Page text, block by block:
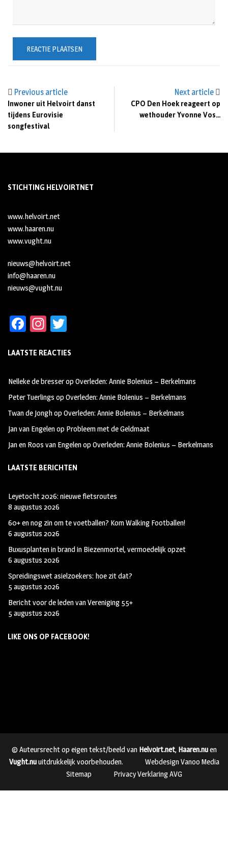
Previous article
Inwoner uit Helvoirt danst
tijdens Eurovisie
songfestival
Next article
CPO Den Hoek reageert op
wethouder Yvonne Vos…
STICHTING HELVOIRTNET
www.helvoirt.net
www.haaren.nu
www.vught.nu
nieuws@helvoirt.net
info@haaren.nu
nieuws@vught.nu
Fa
b
oo
k
In
ag
m
tt
LAATSTE REACTIES
Nelleke de bresseropOverleden: Annie Bolenius – Berkelmans
Peter Tuerlings opOverleden: Annie Bolenius – Berkelmans
Twan de JonghopOverleden: Annie Bolenius – Berkelmans
Jan van Engelenop Probleem met de Geldmaat
Jan en Roos van EngelenopOverleden: Annie Bolenius – Berkelmans
LAATSTE BERICHTEN
Leyetocht 2026: nieuwe fietsroutes
8 augustus 2026
60+ en nog zin om te voetballen? Kom Walking Footballen!
6 augustus 2026
Buxusplanten in brand in Biezenmortel, vermoedelijk opzet
6 augustus 2026
Spreidingswet asielzoekers: hoe zit dat?
5 augustus 2026
Bericht voor de leden van Vereniging 55+
5 augustus 2026
LIKE ONS OP FACEBOOK!
© Auteursrecht op eigen tekst/beeld van Helvoirt.net, Haaren.nuen
Vught.nuuitdrukkelijk voorbehouden.
Webdesign Vanoo Media
Sitemap
Privacy Verklaring AVG